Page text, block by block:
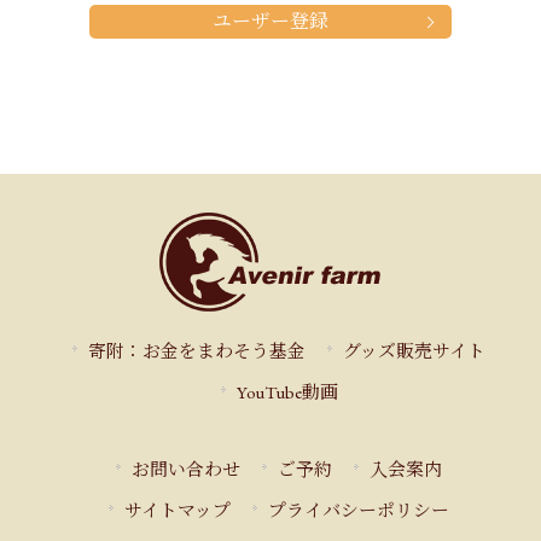
ユーザー登録
寄附：お金をまわそう基金
グッズ販売サイト
YouTube動画
お問い合わせ ご予約
入会案内
サイトマップ
プライバシーポリシー